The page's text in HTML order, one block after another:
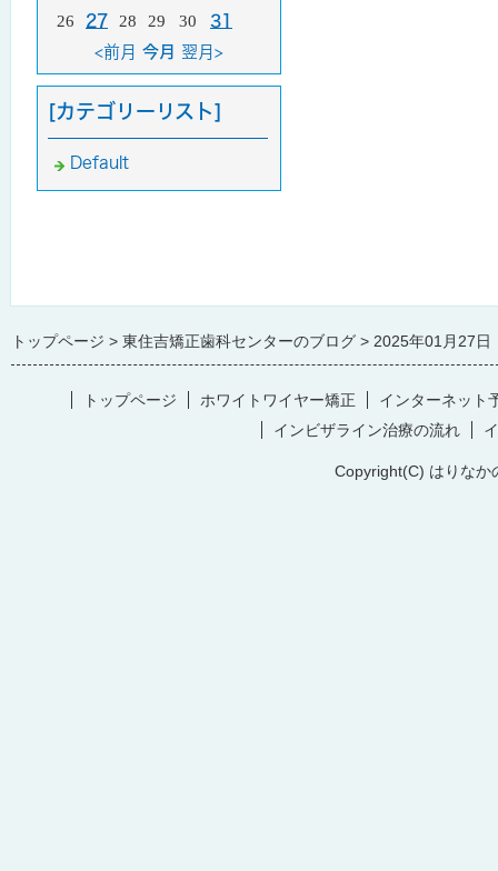
26
27 28 29 30
31
<前月 今月 翌月>
[カテゴリーリスト]
Default
トップページ 東住吉矯正歯科センターのブログ 2025年01月27日
トップページ ホワイトワイヤー矯正
インターネット
インビザライン治療の流れ
Copyright(C) はりなか